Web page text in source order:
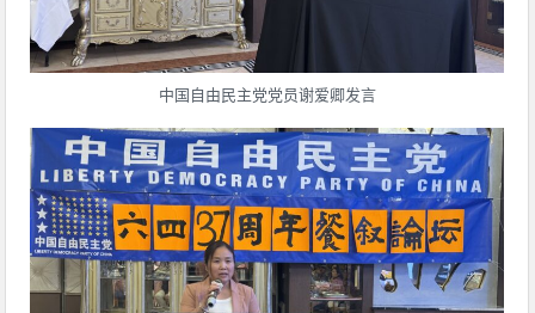
中国自由民主党党员谢爱卿发言